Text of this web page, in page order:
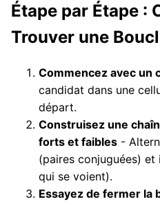
Étape par Étape :
Trouver une
Commencez avec un
candidat dans une
départ.
Construisez une
forts et faibles -
(paires conjuguées)
qui se voient).
Essayez de fermer la